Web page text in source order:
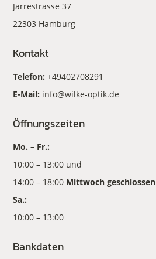
Jarrestrasse 37
22303 Hamburg
Kontakt
Telefon:+49402708291
E-Mail: info@wilke-optik.de
Öffnungszeiten
Mo. – Fr.:
10:00 – 13:00 und
14:00 – 18:00 Mittwoch geschlossen
Sa.:
10:00 – 13:00
Bankdaten